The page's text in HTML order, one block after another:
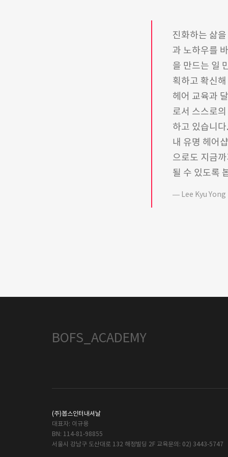
진화하는 삶
과 노하우를
을 만드는 일
획하고 확신
헤어 교육과
로서 스스로
하고 있습니
내 유명 헤어
으로도 지금
될 수 있도록
Lee Kyu Yong
BOFS_ACADEMY
(주)봅스인터내셔날
대표자: 이규용
BN: 114-81-98855
서울시 강남구 도산대로 132 해정빌딩 2F 교육문의: 02) 3443-5747